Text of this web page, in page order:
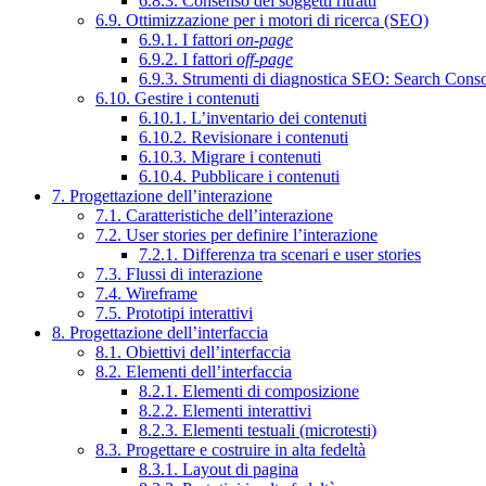
6.9. Ottimizzazione per i motori di ricerca (SEO)
6.9.1. I fattori on-page
6.9.2. I fattori off-page
6.9.3. Strumenti di diagnostica SEO: Search
6.10. Gestire i contenuti
6.10.1. L’inventario dei contenuti
6.10.2. Revisionare i contenuti
6.10.3. Migrare i contenuti
6.10.4. Pubblicare i contenuti
7. Progettazione dell’interazione
7.1. Caratteristiche dell’interazione
7.2. User stories per definire l’interazione
7.2.1. Differenza tra scenari e user stories
7.3. Flussi di interazione
7.4. Wireframe
7.5. Prototipi interattivi
8. Progettazione dell’interfaccia
8.1. Obiettivi dell’interfaccia
8.2. Elementi dell’interfaccia
8.2.1. Elementi di composizione
8.2.2. Elementi interattivi
8.2.3. Elementi testuali (microtesti)
8.3. Progettare e costruire in alta fedeltà
8.3.1. Layout di pagina